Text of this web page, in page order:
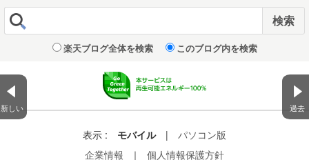
新しい 過去
楽天ブログ全体を検索 このブログ内を検索
表示 : モバイル |
パソコン版
企業情報
｜ 個人情報保護方針